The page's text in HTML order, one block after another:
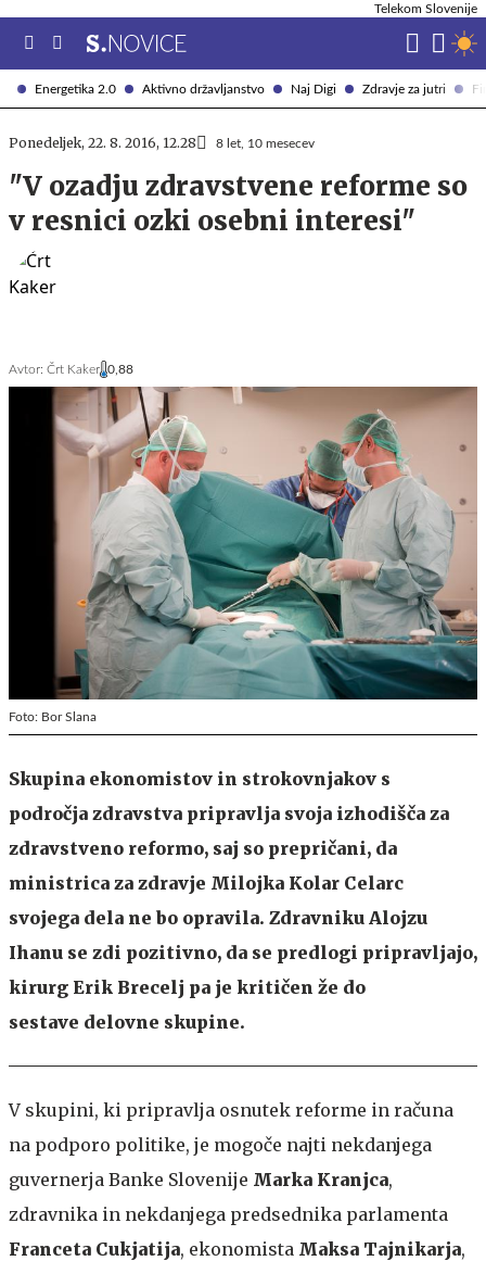
Energetika 2.0 Aktivno državljanstvo Naj Digi Zdravje za jutri
Telekom Slovenije
Ponedeljek, 22. 8. 2016, 12.28 8 let, 10 mesecev
"V ozadju zdravstvene reforme so
v resnici ozki osebni interesi"
Avtor: Črt Kaker 0,88
Foto: Bor Slana
Skupina ekonomistov in strokovnjakov s
področja zdravstva pripravlja svoja izhodišča za
zdravstveno reformo, saj so prepričani, da
ministrica za zdravje Milojka Kolar Celarc
svojega dela ne bo opravila. Zdravniku Alojzu
Ihanu se zdi pozitivno, da se predlogi pripravljajo,
kirurg Erik Brecelj pa je kritičen že do
sestave delovne skupine.
V skupini, ki pripravlja osnutek reforme in računa
na podporo politike, je mogoče najti nekdanjega
guvernerja Banke Slovenije Marka Kranjca,
zdravnika in nekdanjega predsednika parlamenta
Franceta Cukjatija, ekonomista Maksa Tajnikarja,